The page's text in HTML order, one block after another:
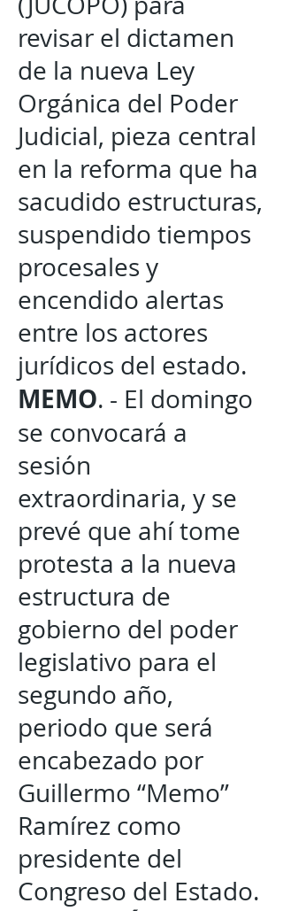
revisar el dictamen
de la nueva Ley
Orgánica del Poder
Judicial, pieza central
en la reforma que ha
sacudido estructuras,
suspendido tiempos
procesales y
encendido alertas
entre los actores
jurídicos del estado.
MEMO. - El domingo
se convocará a
sesión
extraordinaria, y se
prevé que ahí tome
protesta a la nueva
estructura de
gobierno del poder
legislativo para el
segundo año,
periodo que será
encabezado por
Guillermo “Memo”
Ramírez como
presidente del
Congreso del Estado.